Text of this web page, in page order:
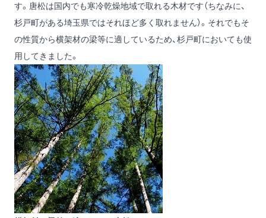
す。唐松は国内でも寒冷乾燥地域で取れる木材です（ちなみに、
杉戸町がある埼玉県ではそれほど多く取れません）。それでもそ
の性質から横架材の梁等に適しているため、杉戸町においても使
用してきました。